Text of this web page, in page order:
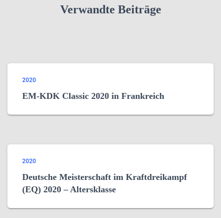
Verwandte Beiträge
2020
EM-KDK Classic 2020 in Frankreich
2020
Deutsche Meisterschaft im Kraftdreikampf
(EQ) 2020 – Altersklasse